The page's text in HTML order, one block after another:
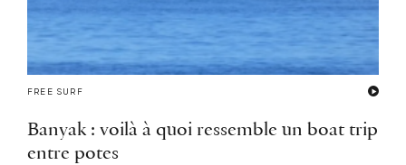
FREE SURF
Banyak : voilà à quoi ressemble un boat trip
entre potes